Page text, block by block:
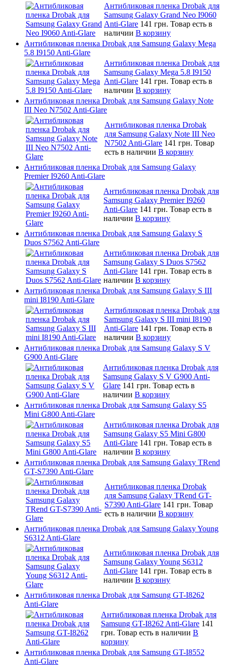
Антибликовая пленка Drobak для
Samsung Galaxy Grand Neo I9060
Anti-Glare 141 грн. Товар есть в
наличии В корзину
Антибликовая пленка Drobak для Samsung Galaxy Mega
5.8 I9150 Anti-Glare
Антибликовая пленка Drobak для
Samsung Galaxy Mega 5.8 I9150
Anti-Glare 141 грн. Товар есть в
наличии В корзину
Антибликовая пленка Drobak для Samsung Galaxy Note
III Neo N7502 Anti-Glare
Антибликовая пленка Drobak
для Samsung Galaxy Note III Neo
N7502 Anti-Glare 141 грн. Товар
есть в наличии В корзину
Антибликовая пленка Drobak для Samsung Galaxy
Premier I9260 Anti-Glare
Антибликовая пленка Drobak для
Samsung Galaxy Premier I9260
Anti-Glare 141 грн. Товар есть в
наличии В корзину
Антибликовая пленка Drobak для Samsung Galaxy S
Duos S7562 Anti-Glare
Антибликовая пленка Drobak для
Samsung Galaxy S Duos S7562
Anti-Glare 141 грн. Товар есть в
наличии В корзину
Антибликовая пленка Drobak для Samsung Galaxy S III
mini I8190 Anti-Glare
Антибликовая пленка Drobak для
Samsung Galaxy S III mini I8190
Anti-Glare 141 грн. Товар есть в
наличии В корзину
Антибликовая пленка Drobak для Samsung Galaxy S V
G900 Anti-Glare
Антибликовая пленка Drobak для
Samsung Galaxy S V G900 Anti-
Glare 141 грн. Товар есть в
наличии В корзину
Антибликовая пленка Drobak для Samsung Galaxy S5
Mini G800 Anti-Glare
Антибликовая пленка Drobak для
Samsung Galaxy S5 Mini G800
Anti-Glare 141 грн. Товар есть в
наличии В корзину
Антибликовая пленка Drobak для Samsung Galaxy TRend
GT-S7390 Anti-Glare
Антибликовая пленка Drobak
для Samsung Galaxy TRend GT-
S7390 Anti-Glare 141 грн. Товар
есть в наличии В корзину
Антибликовая пленка Drobak для Samsung Galaxy Young
S6312 Anti-Glare
Антибликовая пленка Drobak для
Samsung Galaxy Young S6312
Anti-Glare 141 грн. Товар есть в
наличии В корзину
Антибликовая пленка Drobak для Samsung GT-I8262
Anti-Glare
Антибликовая пленка Drobak для
Samsung GT-I8262 Anti-Glare 141
грн. Товар есть в наличии В
корзину
Антибликовая пленка Drobak для Samsung GT-I8552
Anti-Glare